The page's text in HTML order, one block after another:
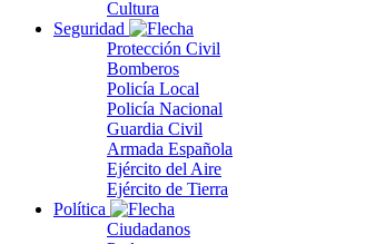
Cultura
Seguridad
Protección Civil
Bomberos
Policía Local
Policía Nacional
Guardia Civil
Armada Española
Ejército del Aire
Ejército de Tierra
Política
Ciudadanos